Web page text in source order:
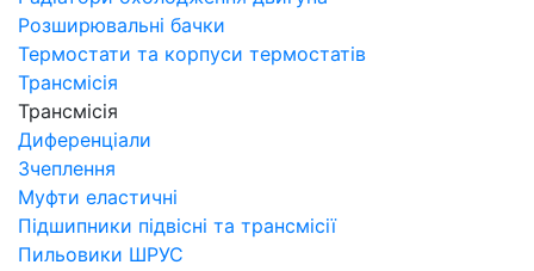
Розширювальні бачки
Термостати та корпуси термостатів
Трансмісія
Трансмісія
Диференціали
Зчеплення
Муфти еластичні
Підшипники підвісні та трансмісії
Пильовики ШРУС